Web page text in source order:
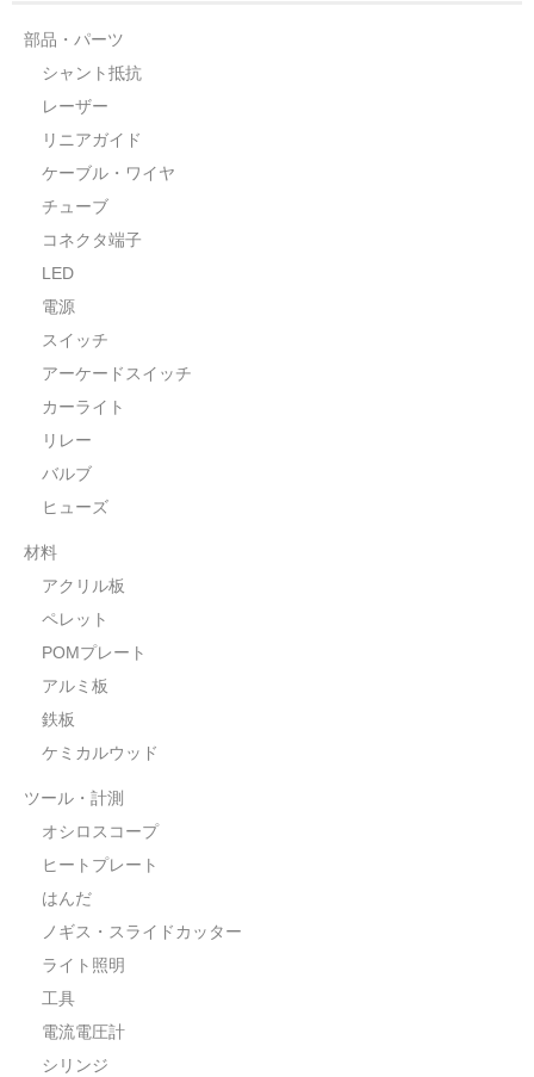
まとめ売り
部品・パーツ
シャント抵抗
レーザー
リニアガイド
ケーブル・ワイヤ
チューブ
コネクタ端子
LED
電源
スイッチ
アーケードスイッチ
カーライト
リレー
バルブ
ヒューズ
材料
アクリル板
ペレット
POMプレート
アルミ板
鉄板
ケミカルウッド
ツール・計測
オシロスコープ
ヒートプレート
はんだ
ノギス・スライドカッター
ライト照明
工具
電流電圧計
シリンジ